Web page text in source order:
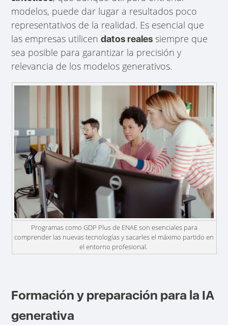
modelos, puede dar lugar a resultados poco
representativos de la realidad. Es esencial que
las empresas utilicendatos reales siempre que
sea posible para garantizar la precisión y
relevancia de los modelos generativos.
Programas como GDP Plus de ENAE son esenciales para
comprender las nuevas tecnologías y sacarles el máximo partido en
el entorno profesional.
Formación y preparación para la IA
generativa